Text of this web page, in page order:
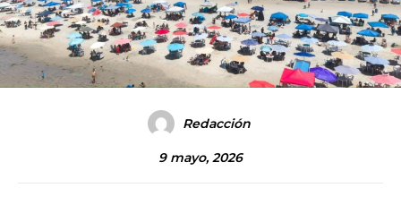
Redacción
9 mayo, 2026